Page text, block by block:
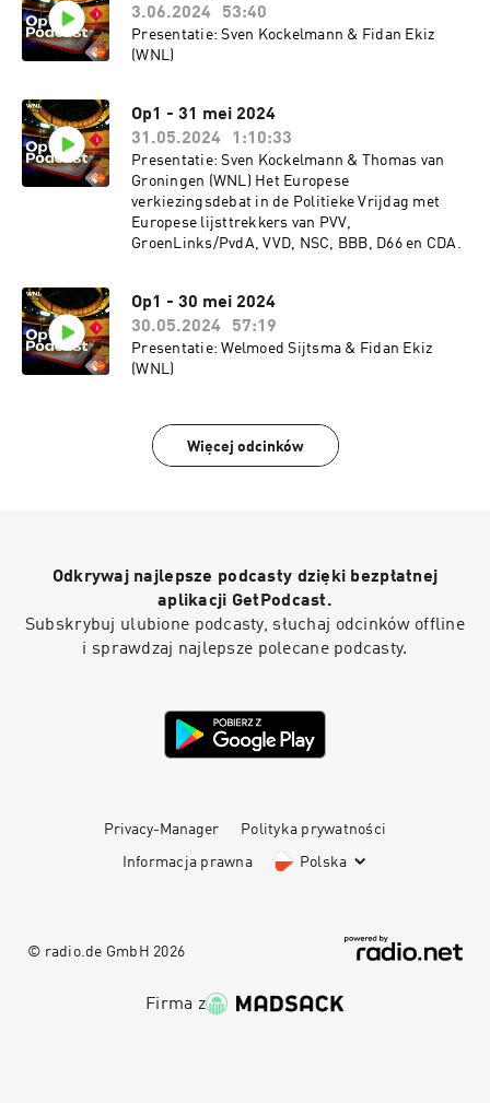
3.06.2024
53:40
Presentatie: Sven Kockelmann & Fidan Ekiz
(WNL)
Op1 - 31 mei 2024
31.05.2024
1:10:33
Presentatie: Sven Kockelmann & Thomas van
Groningen (WNL) Het Europese
verkiezingsdebat in de Politieke Vrijdag met
Europese lijsttrekkers van PVV,
GroenLinks/PvdA, VVD, NSC, BBB, D66 en CDA.
Op1 - 30 mei 2024
30.05.2024
57:19
Presentatie: Welmoed Sijtsma & Fidan Ekiz
(WNL)
Więcej odcinków
Odkrywaj najlepsze podcasty dzięki bezpłatnej
aplikacji GetPodcast.
Subskrybuj ulubione podcasty, słuchaj odcinków offline
i sprawdzaj najlepsze polecane podcasty.
Privacy-Manager Polityka prywatności
Informacja prawna Polska
© radio.de GmbH 2026
Firma z